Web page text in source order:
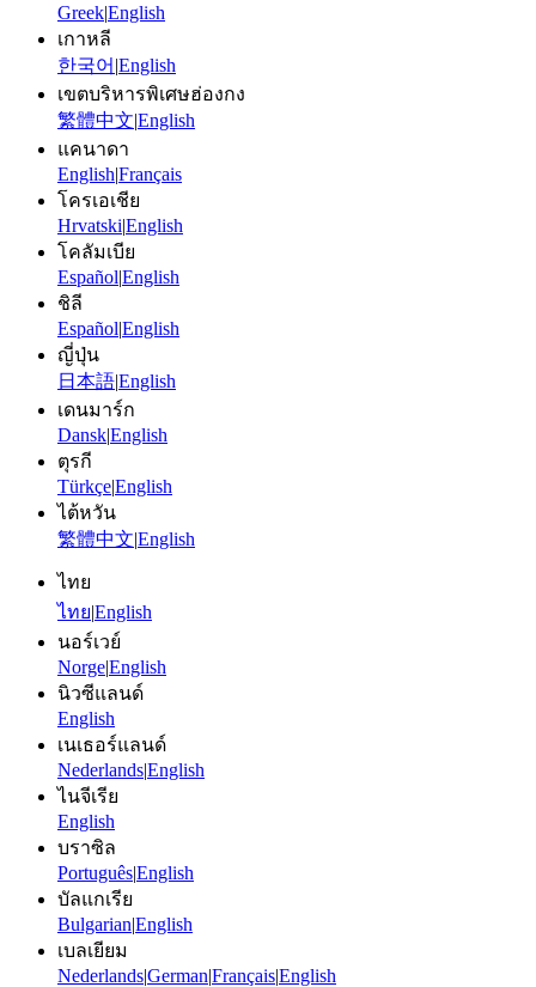
Greek|English
เกาหลี
한국어 |English
เขตบริหารพิเศษฮ่องกง
繁體中文|English
แคนาดา
English|Français
โครเอเชีย
Hrvatski|English
โคลัมเบีย
Español|English
ชิลี
Español|English
ญี่ปุ่น
日本語|English
เดนมาร์ก
Dansk|English
ตุรกี
Türkçe|English
ไต้หวัน
繁體中文|English
ไทย
ไทย|English
นอร์เวย์
Norge|English
นิวซีแลนด์
English
เนเธอร์แลนด์
Nederlands|English
ไนจีเรีย
English
บราซิล
Português|English
บัลแกเรีย
Bulgarian|English
เบลเยียม
Nederlands|German|Français|English